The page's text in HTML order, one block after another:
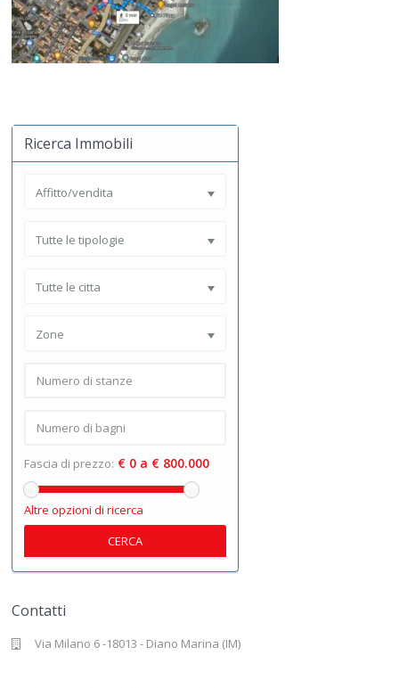
Ricerca Immobili
Affitto/vendita
Tutte le tipologie
Tutte le citta
Zone
Fascia di prezzo: € 0 a € 800.000
Altre opzioni di ricerca
CERCA
Contatti
Via Milano 6 -18013 - Diano Marina (IM)